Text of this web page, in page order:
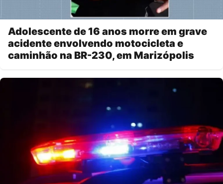
Adolescente de 16 anos morre em grave
acidente envolvendo motocicleta e
caminhão na BR-230, em Marizópolis